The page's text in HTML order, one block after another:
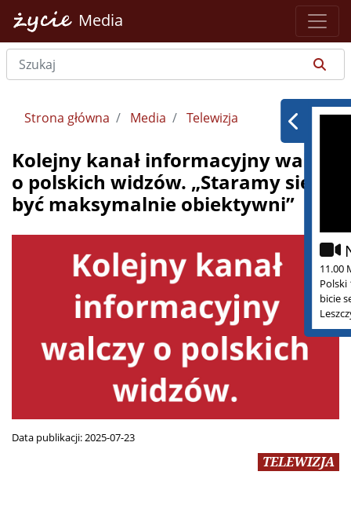
Media
11.00
Polski
bicie
Strona główna Media Telewizja
Kolejny kanał informacyjny walczy
o polskich widzów. „Staramy się
być maksymalnie obiektywni”
Data publikacji:2025-07-23
TELEWIZJA